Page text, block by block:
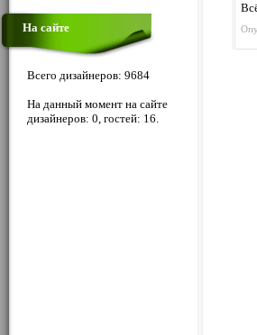
На сайте
Всего дизайнеров: 9684
На данный момент на сайте
дизайнеров: 0, гостей: 16.